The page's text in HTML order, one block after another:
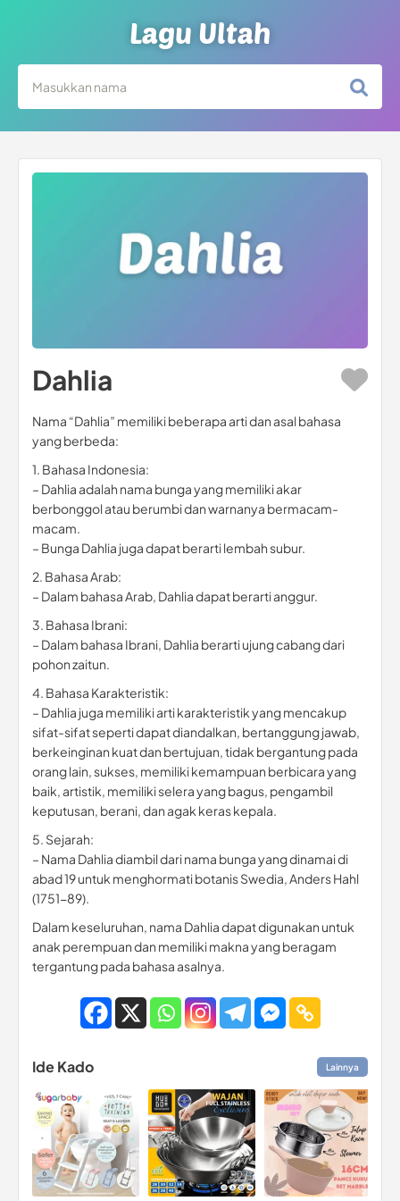
Lagu Ultah
Dahlia
Nama “Dahlia” memiliki beberapa arti dan asal bahasa
yang berbeda:
1. Bahasa Indonesia:
– Dahlia adalah nama bunga yang memiliki akar
berbonggol atau berumbi dan warnanya bermacam-
macam.
– Bunga Dahlia juga dapat berarti lembah subur.
2. Bahasa Arab:
– Dalam bahasa Arab, Dahlia dapat berarti anggur.
3. Bahasa Ibrani:
– Dalam bahasa Ibrani, Dahlia berarti ujung cabang dari
pohon zaitun.
4. Bahasa Karakteristik:
– Dahlia juga memiliki arti karakteristik yang mencakup
sifat-sifat seperti dapat diandalkan, bertanggung jawab,
berkeinginan kuat dan bertujuan, tidak bergantung pada
orang lain, sukses, memiliki kemampuan berbicara yang
baik, artistik, memiliki selera yang bagus, pengambil
keputusan, berani, dan agak keras kepala.
5. Sejarah:
– Nama Dahlia diambil dari nama bunga yang dinamai di
abad 19 untuk menghormati botanis Swedia, Anders Hahl
(1751-89).
Dalam keseluruhan, nama Dahlia dapat digunakan untuk
anak perempuan dan memiliki makna yang beragam
tergantung pada bahasa asalnya.
Ide Kado Lainnya